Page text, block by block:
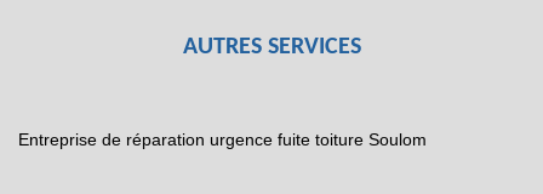
AUTRES SERVICES
Entreprise de réparation urgence fuite toiture Soulom